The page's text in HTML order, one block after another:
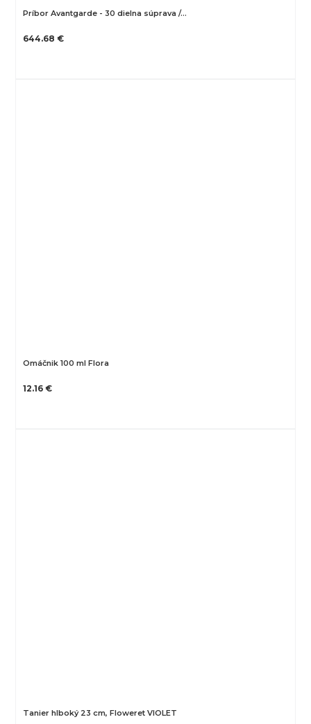
Príbor Avantgarde - 30 dielna súprava /…
644.68 €
Omáčnik 100 ml Flora
12.16 €
Tanier hlboký 23 cm, Floweret VIOLET